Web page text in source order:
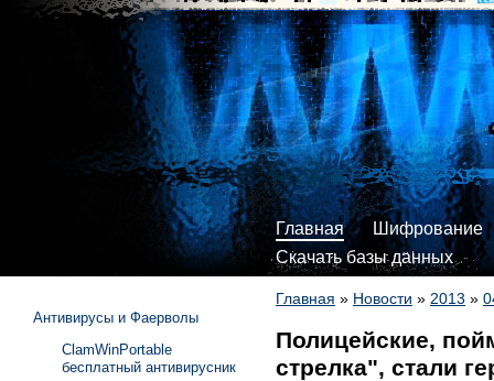
Главная
Шифрование
Скачать базы данных
Главная » Новости » 2013 »
Полицейские,
стрелка", стали
Антивирусы и Фаерволы
ClamWinPortable
бесплатный антивирусник